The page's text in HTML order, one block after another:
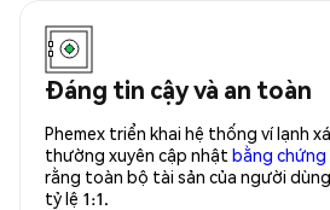
Đáng tin cậy và an toàn
Phemex triển khai hệ thống ví lạnh
thường xuyên cập nhật bằng
rằng toàn bộ tài sản của người
tỷ lệ 1:1.